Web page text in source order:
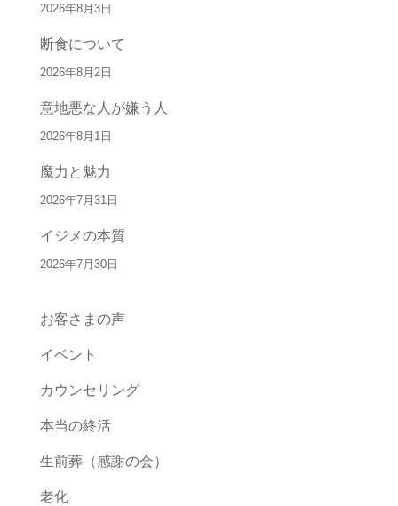
2026年8月3日
断食について
2026年8月2日
意地悪な人が嫌う人
2026年8月1日
魔力と魅力
2026年7月31日
イジメの本質
2026年7月30日
お客さまの声
イベント
カウンセリング
本当の終活
生前葬（感謝の会）
老化